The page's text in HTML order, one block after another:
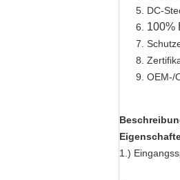
DC-
100%
OEM-/
1.)